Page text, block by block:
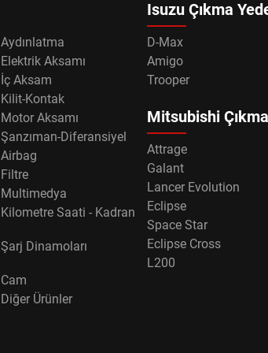
Aydınlatma
Elektrik Aksamı
İç Aksam
Kilit-Kontak
Motor Aksamı
Şanzıman-Diferansiyel
Airbag
Filtre
Multimedya
Kilometre Saati - Kadran
Şarj Dinamoları
Cam
Diğer Ürünler
Isuzu Çıkma
D-Max
Amigo
Trooper
Mitsubishi
Attrage
Galant
Lancer Evolution
Eclipse
Space Star
Eclipse Cross
L200